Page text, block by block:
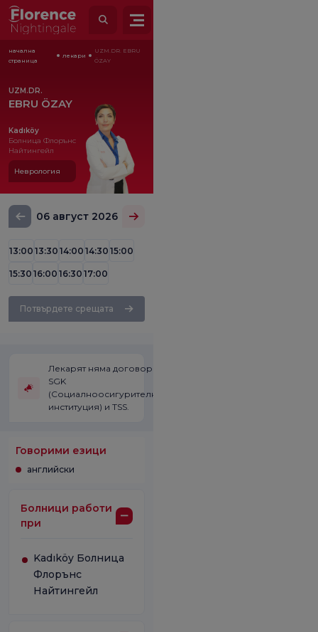
начална
страница
лекари
UZM.DR. EBRU
ÖZAY
UZM.DR.
EBRU ÖZAY
Kadıköy
Болница Флорънс
Найтингейл
Неврология
06 август 2026
13:00 13:30 14:00 14:30 15:00
15:30 16:00 16:30 17:00
Потвърдете срещата
Лекарят няма договор със
SGK
(Социалноосигурителната
институция) и TSS.
Говорими езици
английски
Болници работи
при
Kadıköy Болница
Флорънс
Найтингейл